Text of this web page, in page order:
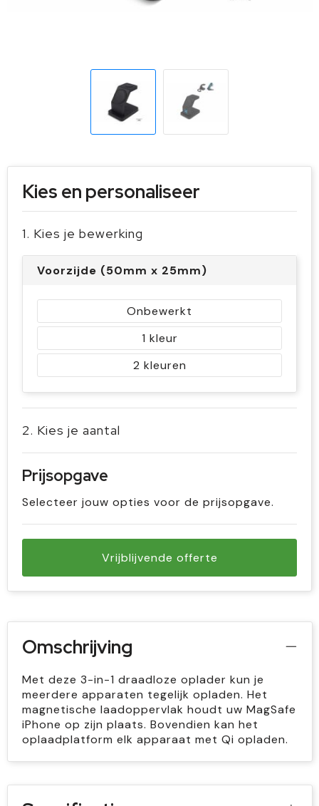
Sleutelhangers en Lanyards
Spellen voor binnen en buiten
Veiligheid, Auto en Fiets
Vrije tijd en Strand
Handschoenen en Sjaals
Kies en personaliseer
1. Kies je bewerking
Voorzijde (50mm x 25mm)
Onbewerkt
1
2
2. Kies je aantal
Prijsopgave
Selecteer jouw opties voor de prijsopgave.
Vrijblijvende offerte
Omschrijving
Met deze 3-in-1 draadloze oplader kun je
meerdere apparaten tegelijk opladen. Het
magnetische laadoppervlak houdt uw MagSafe
iPhone op zijn plaats. Bovendien kan het
oplaadplatform elk apparaat met Qi opladen.